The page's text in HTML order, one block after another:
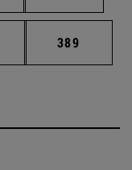
Páginas intermedias
Página
389